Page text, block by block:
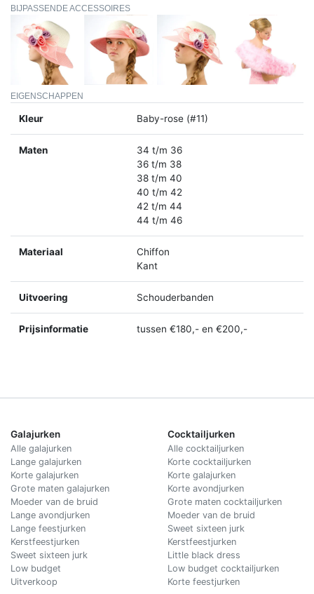
BIJPASSENDE ACCESSOIRES
EIGENSCHAPPEN
Kleur Baby-rose (#11)
Maten
34 t/m 36
36 t/m 38
38 t/m 40
40 t/m 42
42 t/m 44
44 t/m 46
Materiaal
Chiffon
Kant
Uitvoering Schouderbanden
Prijsinformatie tussen €180,- en €200,-
Galajurken
Alle galajurken
Lange galajurken
Korte galajurken
Grote maten galajurken
Moeder van de bruid
Lange avondjurken
Lange feestjurken
Kerstfeestjurken
Sweet sixteen jurk
Low budget
Uitverkoop
Cocktailjurken
Alle cocktailjurken
Korte cocktailjurken
Korte galajurken
Korte avondjurken
Grote maten cocktailjurken
Moeder van de bruid
Sweet sixteen jurk
Kerstfeestjurken
Little black dress
Low budget cocktailjurken
Korte feestjurken